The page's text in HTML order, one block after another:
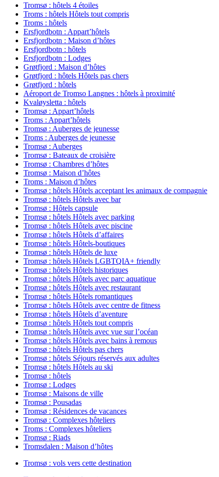
Tromsø : hôtels 4 étoiles
Troms : hôtels Hôtels tout compris
Troms : hôtels
Ersfjordbotn : Appart’hôtels
Ersfjordbotn : Maison d’hôtes
Ersfjordbotn : hôtels
Ersfjordbotn : Lodges
Grøtfjord : Maison d’hôtes
Grøtfjord : hôtels Hôtels pas chers
Grøtfjord : hôtels
Aéroport de Tromso Langnes : hôtels à proximité
Kvaløysletta : hôtels
Tromsø : Appart’hôtels
Troms : Appart’hôtels
Tromsø : Auberges de jeunesse
Troms : Auberges de jeunesse
Tromsø : Auberges
Tromsø : Bateaux de croisière
Tromsø : Chambres d’hôtes
Tromsø : Maison d’hôtes
Troms : Maison d’hôtes
Tromsø : hôtels Hôtels acceptant les animaux de compagnie
Tromsø : hôtels Hôtels avec bar
Tromsø : Hôtels capsule
Tromsø : hôtels Hôtels avec parking
Tromsø : hôtels Hôtels avec piscine
Tromsø : hôtels Hôtels d’affaires
Tromsø : hôtels Hôtels-boutiques
Tromsø : hôtels Hôtels de luxe
Tromsø : hôtels Hôtels LGBTQIA+ friendly
Tromsø : hôtels Hôtels historiques
Tromsø : hôtels Hôtels avec parc aquatique
Tromsø : hôtels Hôtels avec restaurant
Tromsø : hôtels Hôtels romantiques
Tromsø : hôtels Hôtels avec centre de fitness
Tromsø : hôtels Hôtels d’aventure
Tromsø : hôtels Hôtels tout compris
Tromsø : hôtels Hôtels avec vue sur l’océan
Tromsø : hôtels Hôtels avec bains à remous
Tromsø : hôtels Hôtels pas chers
Tromsø : hôtels Séjours réservés aux adultes
Tromsø : hôtels Hôtels au ski
Tromsø : hôtels
Tromsø : Lodges
Tromsø : Maisons de ville
Tromsø : Pousadas
Tromsø : Résidences de vacances
Tromsø : Complexes hôteliers
Troms : Complexes hôteliers
Tromsø : Riads
Tromsdalen : Maison d’hôtes
Tromsø : vols vers cette destination